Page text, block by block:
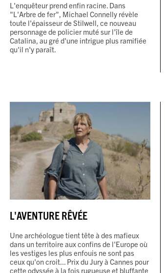
L'enquêteur prend enfin racine. Dans
"L'Arbre de fer", Michael Connelly révèle
toute l'épaisseur de Stilwell, ce nouveau
personnage de policier muté sur l'île de
Catalina, au gré d'une intrigue plus ramifiée
qu'il n'y paraît.
L'AVENTURE RÊVÉE
Une archéologue tient tête à des mafieux
dans un territoire aux confins de l'Europe où
les vestiges les plus enfouis ne sont pas
ceux qu'on croit... Prix du Jury à Cannes pour
cette odyssée à la fois rugueuse et bluffante